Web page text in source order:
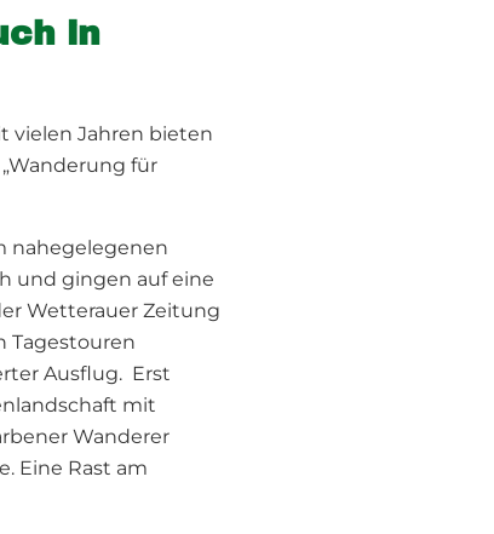
in
vielen Jahren bieten
für
nahegelegenen
und gingen auf eine
Wetterauer Zeitung
Tagestouren
Ausflug. Erst
mit
Wanderer
Eine Rast am